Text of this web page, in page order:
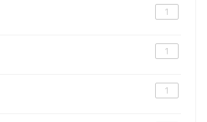
1
1
1